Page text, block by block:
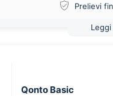
Prelievi
Qonto Basic